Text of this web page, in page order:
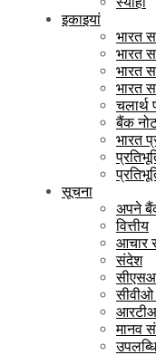
इकाइयां
भारत
भारत
भारत
भारत
चलार्थ
बैंक
भारत
सूचना
अपने
वित्तीय
आचार
संदेश
सीवीओ
मानव